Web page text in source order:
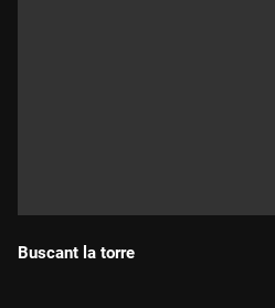
Buscant la torre